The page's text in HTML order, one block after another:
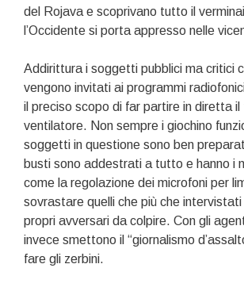
del Rojava e scoprivano tutto il
l’Occidente si porta appresso nelle
Addirittura i soggetti pubblici ma critici
vengono invitati ai programmi
il preciso scopo di far partire in diretta il
ventilatore. Non sempre i giochino
soggetti in questione sono ben
busti sono addestrati a tutto e hanno i
come la regolazione dei microfoni per
sovrastare quelli che più che
propri avversari da colpire. Con gli
invece smettono il “giornalismo
fare gli zerbini.